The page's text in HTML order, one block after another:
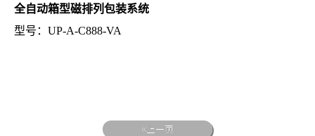
全自动箱型磁排列包装系统
型号：UP-A-C888-VA
上一页